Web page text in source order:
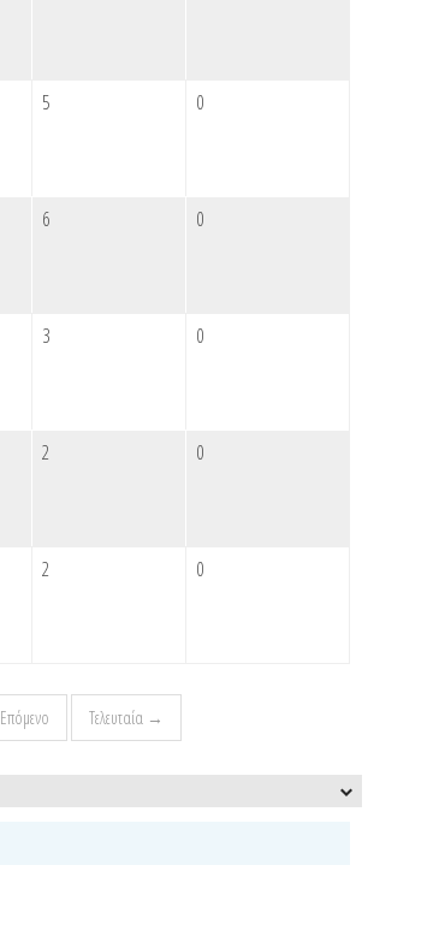
5 0
6 0
3 0
2 0
2 0
Επόμενο Τελευταία →